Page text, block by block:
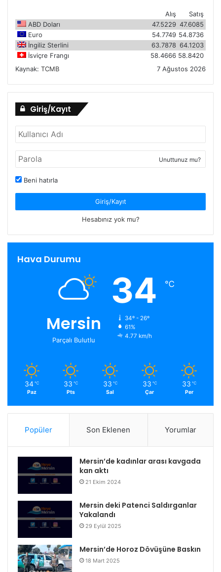
Satış
Alış
ABD Doları
47.6085
47.5229
Euro
54.8736
54.7749
İngiliz Sterlini
64.1203
63.7878
İsviçre Frangı
58.8420
58.4666
Kaynak: TCMB 7 Ağustos 2026
Giriş/Kayıt
Unuttunuz mu?
Beni hatırla
Giriş/Kayıt
Hesabınız yok mu?
Hava Durumu
Mersin
Parçalı Bulutlu
34 ℃
34º - 26º
61%
4.77 km/h
34 ℃
Paz
33 ℃
Pts
33 ℃
Sal
33 ℃
Çar
33 ℃
Per
Popüler Son Eklenen Yorumlar
Mersin’de kadınlar arası kavgada
kan aktı
21 Ekim 2024
Mersin deki Patenci Saldırganlar
Yakalandı
29 Eylül 2025
Mersin’de Horoz Dövüşüne Baskın
18 Mart 2025